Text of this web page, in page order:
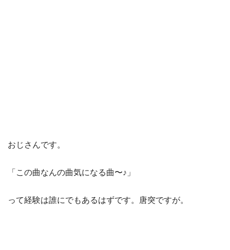
おじさんです。
「この曲なんの曲気になる曲〜♪」
って経験は誰にでもあるはずです。唐突ですが。